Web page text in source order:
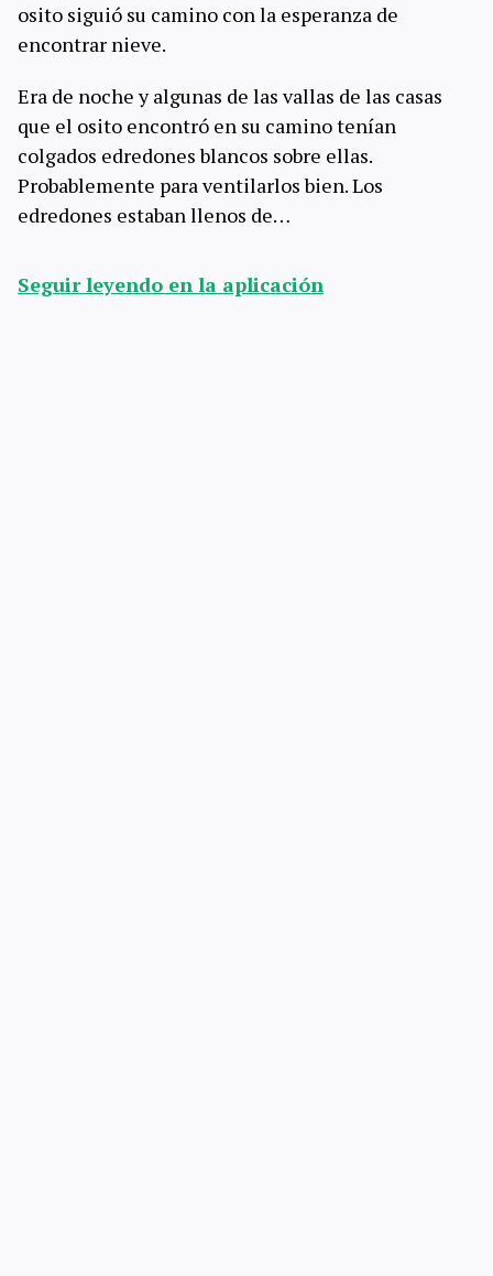
osito siguió su camino con la esperanza de
encontrar nieve.
Era de noche y algunas de las vallas de las casas
que el osito encontró en su camino tenían
colgados edredones blancos sobre ellas.
Probablemente para ventilarlos bien. Los
edredones estaban llenos de…
Seguir leyendo en la aplicación